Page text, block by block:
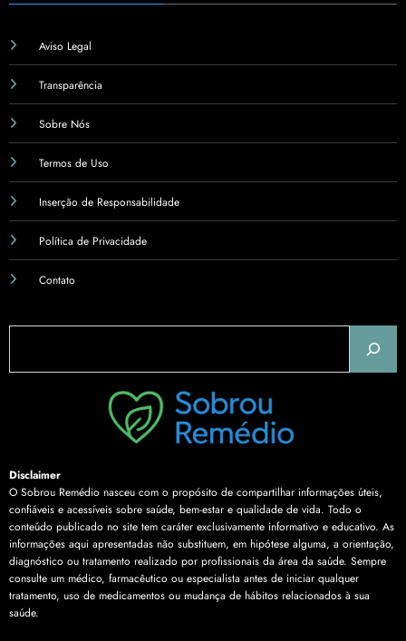
Aviso Legal
Transparência
Sobre Nós
Termos de Uso
Inserção de Responsabilidade
Política de Privacidade
Contato
Disclaimer
O Sobrou Remédio nasceu com o propósito de compartilhar informações úteis,
confiáveis e acessíveis sobre saúde, bem-estar e qualidade de vida. Todo o
conteúdo publicado no site tem caráter exclusivamente informativo e educativo. As
informações aqui apresentadas não substituem, em hipótese alguma, a orientação,
diagnóstico ou tratamento realizado por profissionais da área da saúde. Sempre
consulte um médico, farmacêutico ou especialista antes de iniciar qualquer
tratamento, uso de medicamentos ou mudança de hábitos relacionados à sua
saúde.